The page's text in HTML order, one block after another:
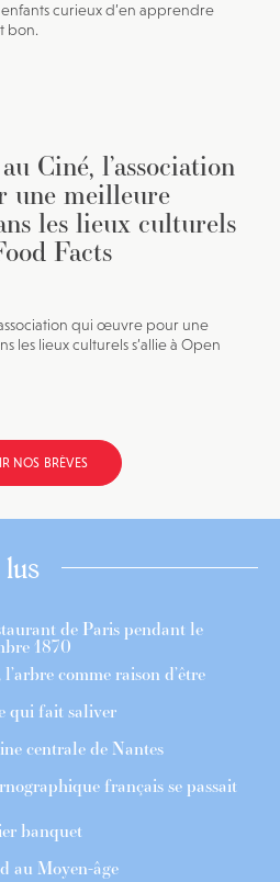
curieux d’en apprendre
bon.
Ciné, l’association
une meilleure
les lieux culturels
Facts
qui œuvre pour une
les lieux culturels s’allie à Open
NOS BRÈVES
de Paris pendant le
1870
comme raison d’être
qui fait saliver
centrale de Nantes
français se passait
banquet
au Moyen-âge